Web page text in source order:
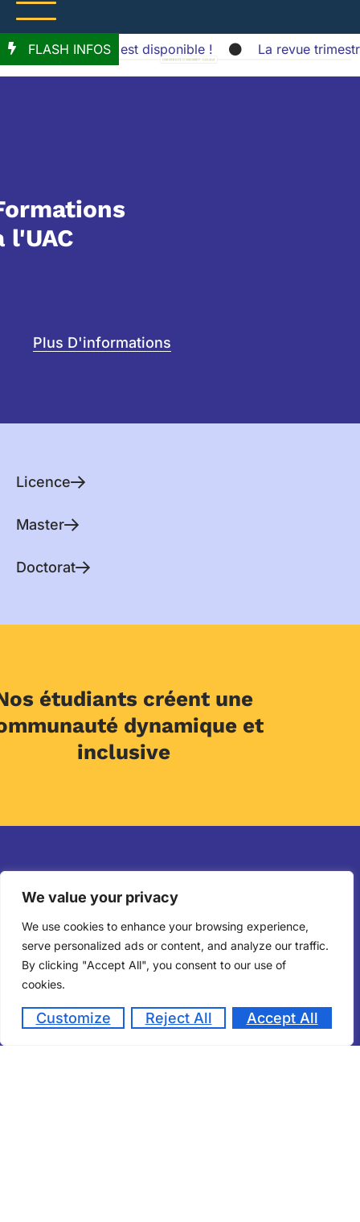
We value your privacy
We use cookies to enhance your browsing experience,
serve personalized ads or content, and analyze our traffic.
By clicking "Accept All", you consent to our use of
cookies.
Customize Reject All Accept All
FLASH INFOS
numéro 113 est disponible ! La revue
l'UAC
Plus D'informations
Licence
Master
Doctorat
étudiants créent une
dynamique et
inclusive